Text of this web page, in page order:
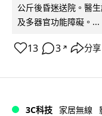
公斤後昏迷送院。醫
及多器官功能障礙。...
13 3 ↗ 分享
3C科技 家居無線